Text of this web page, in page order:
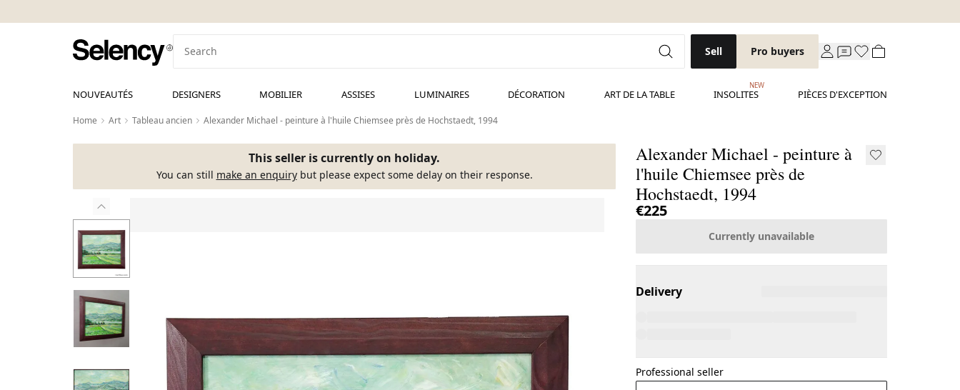
Sell Pro buyers
NOUVEAUTÉS DESIGNERS MOBILIER ASSISES LUMINAIRES DÉCORATION ART DE LA TABLE INSOLITES
NEW
PIÈCES D'EXCEPTION
Home Art Tableau ancien Alexander Michael - peinture à l'huile Chiemsee près de Hochstaedt, 1994
This seller is currently on holiday.
You can still make an enquirybut please expect some delay on their response.
Alexander Michael - peinture à
l'huile Chiemsee près de
Hochstaedt, 1994
€225
Currently unavailable
Delivery
Professional seller